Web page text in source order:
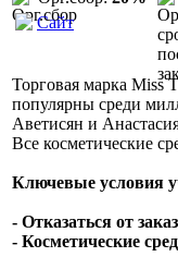
Сайт
Торговая марка Miss
популярны среди
Аветисян и
Все косметические
Ключевые условия
- Отказаться от
- Косметические